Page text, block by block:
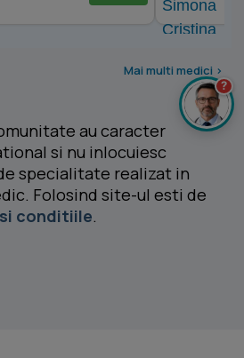
Mai multi medici >
au caracter
si nu inlocuiesc
specialitate realizat in
Folosind site-ul esti de
conditiile.
?